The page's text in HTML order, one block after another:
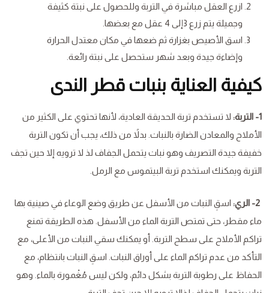
ازرع العقل مباشرة في التربة وللحصول على نبتة كثيفة
وجميلة يتم زرع 3إلى 4 عقل مع بعضها.
اسق الأصيص بغزارة ثم ضعها في مكان معتدل الحرارة
وإضاءة جيدة وبعد شهر ستحصل على نبتة رائعة.
كيفية العناية بنبات قطر الندى
1- التربة:
لا تستخدم تربة الحديقة العادية، لأنها تحتوي على الكثير من
الأملاح والمعادن الضارة بالنبات. بدلاً من ذلك، يجب أن تكون التربة
خفيفة جيدة التصريف وهو نبات يتحمل الجفاف لذ لا ترويه إلا حين تجف
التربة ويمكنك استخدم تربة البيتموس مع الرمل.
اسقِ النبات من الأسفل عن طريق وضع الوعاء في صينية بها
ماء مقطر، حتى تمتص التربة الماء من الأسفل. هذه الطريقة تمنع
تراكم الأملاح على سطح التربة. أو يمكنك سقي النبات من الأعلى، مع
التأكد من عدم تراكم الماء على أوراق النبات. اسقِ النبات بانتظام، مع
الحفاظ على رطوبة التربة بشكل دائم، ولكن ليس مُغْمورة بالماء. وهو